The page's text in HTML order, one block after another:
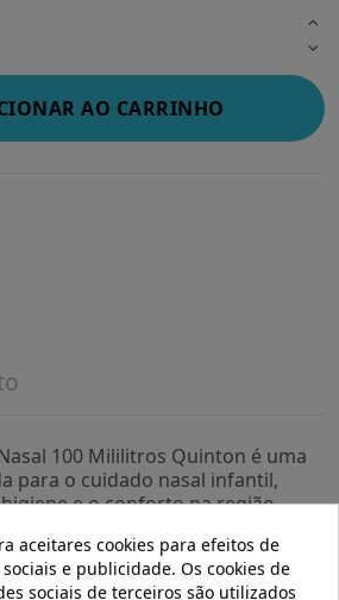
AO CARRINHO
100 Mililitros Quinton é uma
para o cuidado nasal infantil,
e o conforto na região
para uso seguro e
pediátrico.
aceitares cookies para efeitos de
e publicidade. Os cookies de
sociais de terceiros são utilizados